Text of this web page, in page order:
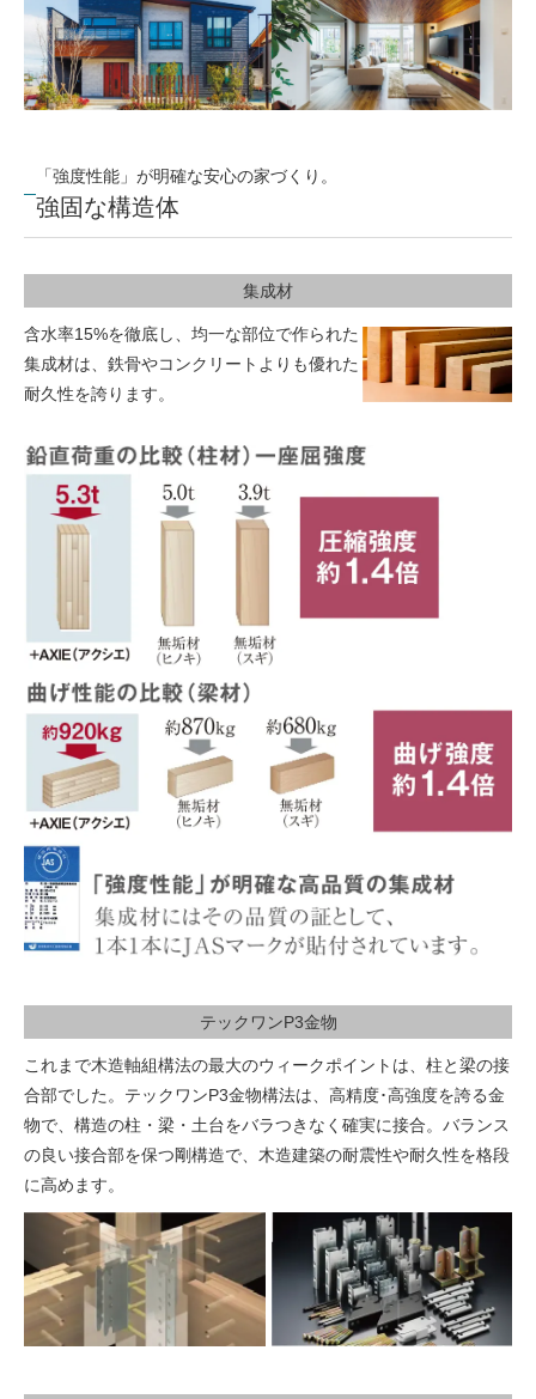
「強度性能」が明確な安心の家づくり。
強固な構造体
集成材
含水率15%を徹底し、均一な部位で作られた
集成材は、鉄骨やコンクリートよりも優れた
耐久性を誇ります。
テックワンP3金物
これまで木造軸組構法の最大のウィークポイントは、柱と梁の接
合部でした。テックワンP3金物構法は、高精度･高強度を誇る金
物で、構造の柱・梁・土台をバラつきなく確実に接合。バランス
の良い接合部を保つ剛構造で、木造建築の耐震性や耐久性を格段
に高めます。